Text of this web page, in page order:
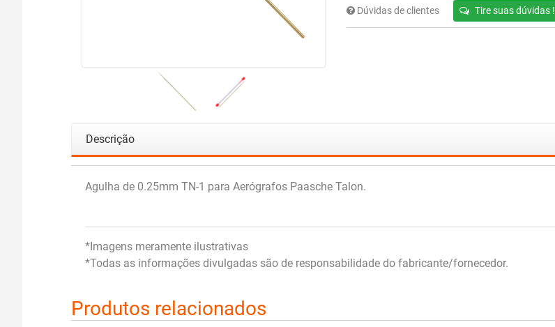
Dúvidas de clientes Tire suas dúvidas !
Descrição
Agulha de 0.25mm TN-1 para Aerógrafos Paasche Talon.
*Imagens meramente ilustrativas
*Todas as informações divulgadas são de responsabilidade do fabricante/fornecedor.
Produtos relacionados